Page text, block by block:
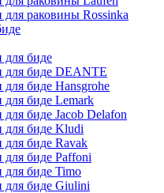
для раковины Rossinka
для биде
для биде DEANTE
биде Hansgrohe
для биде Lemark
биде Jacob Delafon
для биде Kludi
для биде Ravak
для биде Paffoni
для биде Timo
для биде Giulini